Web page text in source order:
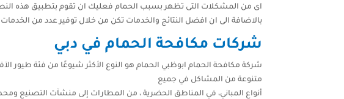
اى من المشكلات التى تظهر بسبب الحمام فعليك ان تقوم بتطبيق هذه
بالاضافة الى ان افضل النتائج والخدمات تكن من خلال توفير عدد من الخدمات
شركات مكافحة الحمام في دبي
شركة مكافحة الحمام ابوظبي الحمام هو النوع الأكثر شيوعًا من فئة طيور
متنوعة من المشاكل في جميع
أنواع المباني، في المناطق الحضرية ، من المطارات إلى منشآت التصنيع